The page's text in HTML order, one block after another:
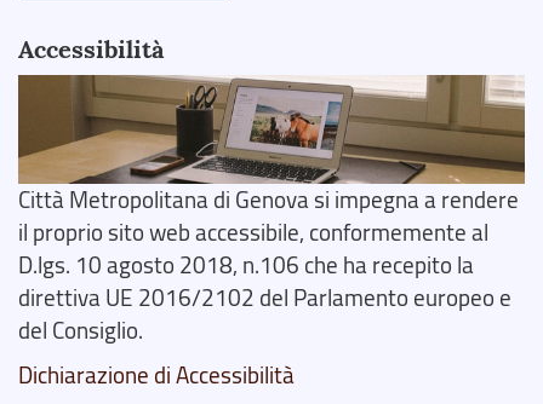
Accessibilità
Città Metropolitana di Genova si impegna a rendere
il proprio sito web accessibile, conformemente al
D.lgs. 10 agosto 2018, n.106 che ha recepito la
direttiva UE 2016/2102 del Parlamento europeo e
del Consiglio.
Dichiarazione di Accessibilità